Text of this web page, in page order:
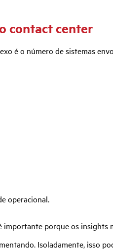
contact center
é o número de sistemas
operacional.
importante porque os
Isoladamente, isso